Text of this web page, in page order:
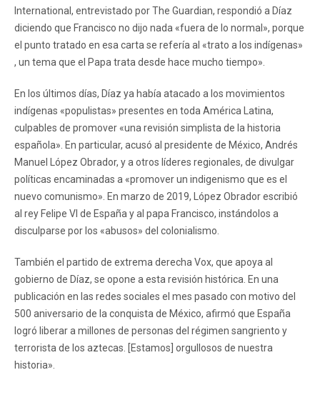
International, entrevistado por The Guardian, respondió a Díaz
diciendo que Francisco no dijo nada «fuera de lo normal», porque
el punto tratado en esa carta se refería al «trato a los indígenas»
, un tema que el Papa trata desde hace mucho tiempo».
En los últimos días, Díaz ya había atacado a los movimientos
indígenas «populistas» presentes en toda América Latina,
culpables de promover «una revisión simplista de la historia
española». En particular, acusó al presidente de México, Andrés
Manuel López Obrador, y a otros líderes regionales, de divulgar
políticas encaminadas a «promover un indigenismo que es el
nuevo comunismo». En marzo de 2019, López Obrador escribió
al rey Felipe VI de España y al papa Francisco, instándolos a
disculparse por los «abusos» del colonialismo.
También el partido de extrema derecha Vox, que apoya al
gobierno de Díaz, se opone a esta revisión histórica. En una
publicación en las redes sociales el mes pasado con motivo del
500 aniversario de la conquista de México, afirmó que España
logró liberar a millones de personas del régimen sangriento y
terrorista de los aztecas. [Estamos] orgullosos de nuestra
historia».